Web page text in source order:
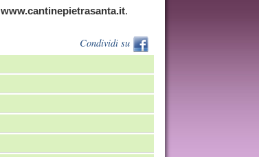
www.cantinepietrasanta.it.
Condividi su